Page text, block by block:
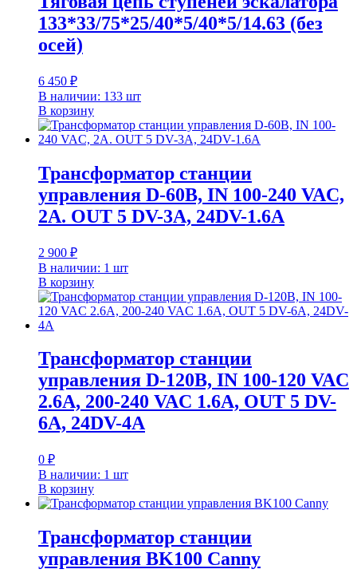
133*33/75*25/40*5/40*5/14.63 (без
осей)
6 450 ₽
В наличии: 133 шт
В корзину
Трансформатор станции
управления D-60B, IN 100-240 VAC,
2A. OUT 5 DV-3A, 24DV-1.6A
2 900 ₽
В наличии: 1 шт
В корзину
Трансформатор станции
управления D-120B, IN 100-120 VAC
2.6A, 200-240 VAC 1.6A, OUT 5 DV-
6A, 24DV-4A
0 ₽
В наличии: 1 шт
В корзину
Трансформатор станции
управления BK100 Canny